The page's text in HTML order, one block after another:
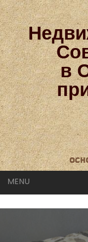
в
MENU